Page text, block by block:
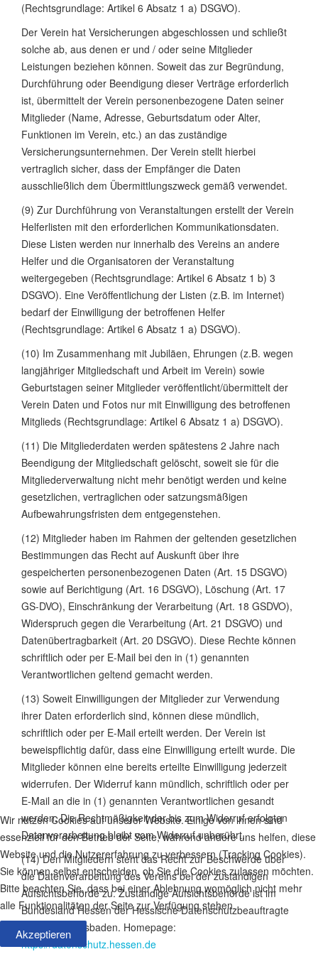
(Rechtsgrundlage: Artikel 6 Absatz 1 a) DSGVO).
Der Verein hat Versicherungen abgeschlossen und schließt
solche ab, aus denen er und / oder seine Mitglieder
Leistungen beziehen können. Soweit das zur Begründung,
Durchführung oder Beendigung dieser Verträge erforderlich
ist, übermittelt der Verein personenbezogene Daten seiner
Mitglieder (Name, Adresse, Geburtsdatum oder Alter,
Funktionen im Verein, etc.) an das zuständige
Versicherungsunternehmen. Der Verein stellt hierbei
vertraglich sicher, dass der Empfänger die Daten
ausschließlich dem Übermittlungszweck gemäß verwendet.
(9) Zur Durchführung von Veranstaltungen erstellt der Verein
Helferlisten mit den erforderlichen Kommunikationsdaten.
Diese Listen werden nur innerhalb des Vereins an andere
Helfer und die Organisatoren der Veranstaltung
weitergegeben (Rechtsgrundlage: Artikel 6 Absatz 1 b) 3
DSGVO). Eine Veröffentlichung der Listen (z.B. im Internet)
bedarf der Einwilligung der betroffenen Helfer
(Rechtsgrundlage: Artikel 6 Absatz 1 a) DSGVO).
(10) Im Zusammenhang mit Jubiläen, Ehrungen (z.B. wegen
langjähriger Mitgliedschaft und Arbeit im Verein) sowie
Geburtstagen seiner Mitglieder veröffentlicht/übermittelt der
Verein Daten und Fotos nur mit Einwilligung des betroffenen
Mitglieds (Rechtsgrundlage: Artikel 6 Absatz 1 a) DSGVO).
(11) Die Mitgliederdaten werden spätestens 2 Jahre nach
Beendigung der Mitgliedschaft gelöscht, soweit sie für die
Mitgliederverwaltung nicht mehr benötigt werden und keine
gesetzlichen, vertraglichen oder satzungsmäßigen
Aufbewahrungsfristen dem entgegenstehen.
(12) Mitglieder haben im Rahmen der geltenden gesetzlichen
Bestimmungen das Recht auf Auskunft über ihre
gespeicherten personenbezogenen Daten (Art. 15 DSGVO)
sowie auf Berichtigung (Art. 16 DSGVO), Löschung (Art. 17
GS-DVO), Einschränkung der Verarbeitung (Art. 18 GSDVO),
Widerspruch gegen die Verarbeitung (Art. 21 DSGVO) und
Datenübertragbarkeit (Art. 20 DSGVO). Diese Rechte können
schriftlich oder per E-Mail bei den in (1) genannten
Verantwortlichen geltend gemacht werden.
(13) Soweit Einwilligungen der Mitglieder zur Verwendung
ihrer Daten erforderlich sind, können diese mündlich,
schriftlich oder per E-Mail erteilt werden. Der Verein ist
beweispflichtig dafür, dass eine Einwilligung erteilt wurde. Die
Mitglieder können eine bereits erteilte Einwilligung jederzeit
widerrufen. Der Widerruf kann mündlich, schriftlich oder per
E-Mail an die in (1) genannten Verantwortlichen gesandt
werden.Die Rechtmäßigkeit der bis zum Widerruf erfolgten
Datenverarbeitung bleibt vom Widerruf unberührt.
(14) Den Mitgliedern steht das Recht zur Beschwerde über
die Datenverarbeitung des Vereins bei der zuständigen
Aufsichtsbehörde zu. Zuständige Aufsichtsbehörde ist im
Bundesland Hessen der Hessische Datenschutzbeauftragte
mit Sitz in Wiesbaden. Homepage:
https://datenschutz.hessen.de
Wir nutzen Cookies auf unserer Website. Einige von ihnen sind
essenziell für den Betrieb der Seite, während andere uns helfen, diese
Website und die Nutzererfahrung zu verbessern (Tracking Cookies).
Sie können selbst entscheiden, ob Sie die Cookies zulassen möchten.
Bitte beachten Sie, dass bei einer Ablehnung womöglich nicht mehr
alle Funktionalitäten der Seite zur Verfügung stehen.
Akzeptieren